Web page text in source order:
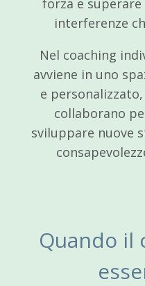
forza e
interferenze
Nel coaching
avviene in uno
e
collaborano
sviluppare nuove
Quando il